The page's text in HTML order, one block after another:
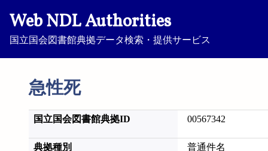
Web NDL Authorities
国立国会図書館典拠データ検索・提供サービス
急性死
国立国会図書館典拠ID 00567342
典拠種別 普通件名